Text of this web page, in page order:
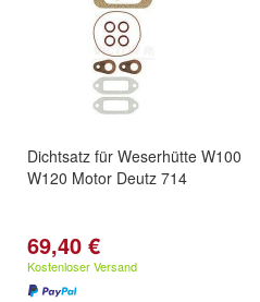
Dichtsatz für Weserhütte W100
W120 Motor Deutz 714
69,40 €
Kostenloser Versand